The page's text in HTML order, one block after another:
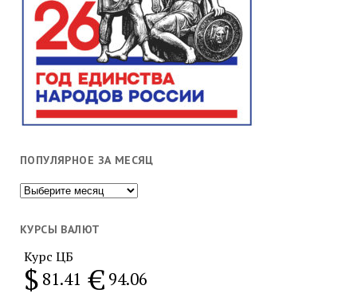
ПОПУЛЯРНОЕ ЗА МЕСЯЦ
Популярное
месяц
КУРСЫ ВАЛЮТ
Курс ЦБ
$ 81.41 € 94.06